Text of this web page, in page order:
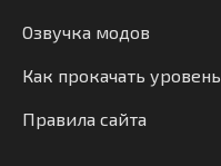
Озвучка модов
Как прокачать уровень
Правила сайта